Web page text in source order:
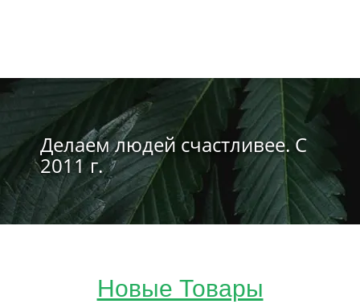
Делаем людей счастливее. С
2011 г.
Новые Товары